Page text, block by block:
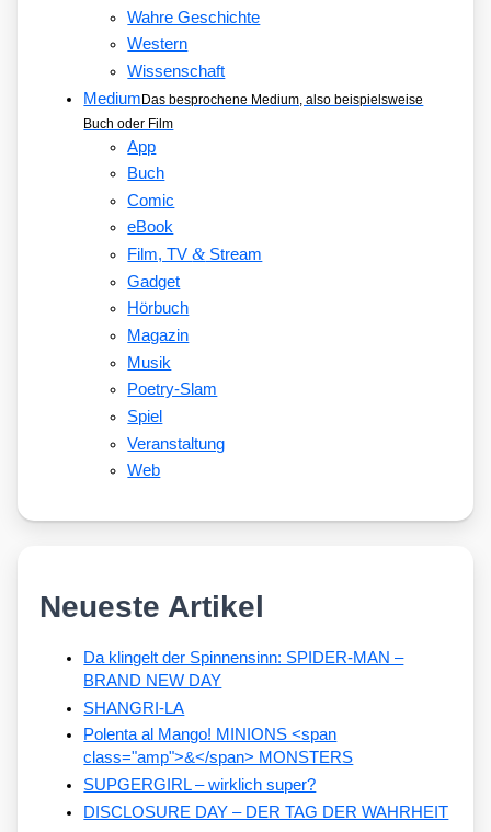
Wahre Geschichte
Western
Wissenschaft
MediumDas besprochene Medium, also beispielsweise
Buch oder Film
App
Buch
Comic
eBook
Film, TV&Stream
Gadget
Hörbuch
Magazin
Musik
Poetry-Slam
Spiel
Veranstaltung
Web
Neueste Artikel
Da klingelt der Spinnensinn: SPIDER-MAN –
BRAND NEW DAY
SHANGRI-LA
Polenta al Mango! MINIONS <span
class="amp">&</span> MONSTERS
SUPGERGIRL – wirklich super?
DISCLOSURE DAY – DER TAG DER WAHRHEIT